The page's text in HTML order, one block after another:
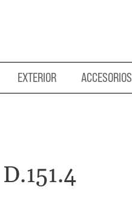
EXTERIOR ACCESORIOS
D.151.4